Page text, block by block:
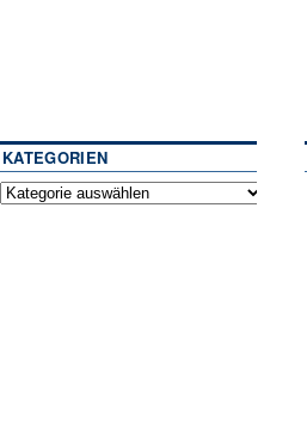
KATEGORIEN